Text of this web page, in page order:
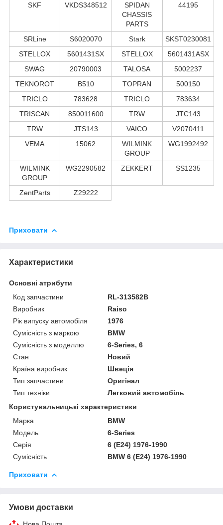
SKF VKDS348512
SPIDAN
CHASSIS
PARTS
44195
SRLine S6020070 Stark
SKST0230081
STELLOX
5601431SX STELLOX
5601431ASX
SWAG
20790003 TALOSA
5002237
TEKNOROT
B510 TOPRAN
500150
TRICLO
783628 TRICLO
783634
TRISCAN
850011600 TRW
JTC143
TRW
JTS143 VAICO
V2070411
VEMA
15062
WILMINK
GROUP
WG1992492
WILMINK
GROUP
WG2290582 ZEKKERT SS1235
ZentParts Z29222
Приховати
Характеристики
Основні атрибути
Код запчастини
RL-313582B
Виробник
Raiso
Рік випуску автомобіля
1976
Сумісність з маркою
BMW
Сумісність з моделлю
6-Series, 6
Стан
Новий
Країна виробник
Швеція
Тип запчастини
Оригінал
Тип техніки
Легковий автомобіль
Користувальницькі характеристики
Марка
BMW
Мoдель
6-Series
Серія
6 (E24) 1976-1990
Сумісність
BMW 6 (E24) 1976-1990
Приховати
Умови доставки